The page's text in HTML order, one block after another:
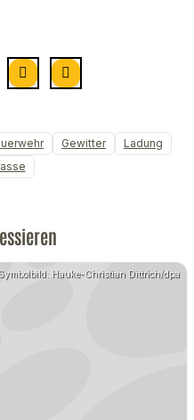
Gewitter
Ladung
Symbolbild: Hauke-Christian Dittrich/dpa